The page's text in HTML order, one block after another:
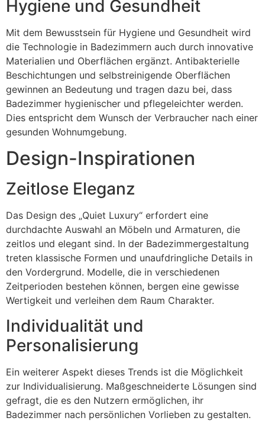
Hygiene und Gesundheit
Mit dem Bewusstsein für Hygiene und Gesundheit wird
die Technologie in Badezimmern auch durch innovative
Materialien und Oberflächen ergänzt. Antibakterielle
Beschichtungen und selbstreinigende Oberflächen
gewinnen an Bedeutung und tragen dazu bei, dass
Badezimmer hygienischer und pflegeleichter werden.
Dies entspricht dem Wunsch der Verbraucher nach einer
gesunden Wohnumgebung.
Design-Inspirationen
Zeitlose Eleganz
Das Design des „Quiet Luxury“ erfordert eine
durchdachte Auswahl an Möbeln und Armaturen, die
zeitlos und elegant sind. In der Badezimmergestaltung
treten klassische Formen und unaufdringliche Details in
den Vordergrund. Modelle, die in verschiedenen
Zeitperioden bestehen können, bergen eine gewisse
Wertigkeit und verleihen dem Raum Charakter.
Individualität und
Personalisierung
Ein weiterer Aspekt dieses Trends ist die Möglichkeit
zur Individualisierung. Maßgeschneiderte Lösungen sind
gefragt, die es den Nutzern ermöglichen, ihr
Badezimmer nach persönlichen Vorlieben zu gestalten.